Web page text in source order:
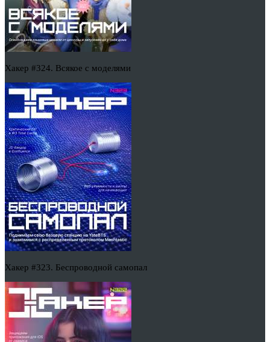
Хакер #324. Всякое с моделями
Хакер #323. Беспроводной самопал